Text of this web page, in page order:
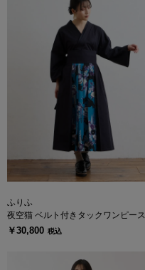
ふりふ
夜空猫 ベルト付きタックワンピース
￥30,800 税込